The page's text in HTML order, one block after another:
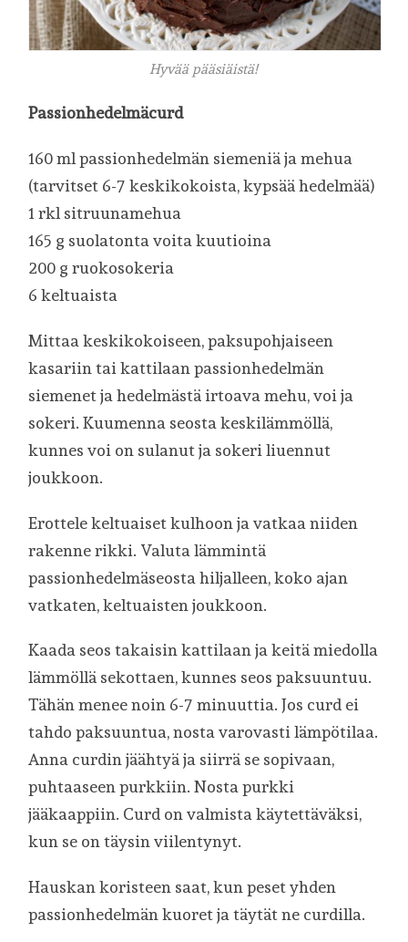
Hyvää pääsiäistä!
Passionhedelmäcurd
160 ml passionhedelmän siemeniä ja mehua
(tarvitset 6-7 keskikokoista, kypsää hedelmää)
1 rkl sitruunamehua
165 g suolatonta voita kuutioina
200 g ruokosokeria
6 keltuaista
Mittaa keskikokoiseen, paksupohjaiseen
kasariin tai kattilaan passionhedelmän
siemenet ja hedelmästä irtoava mehu, voi ja
sokeri. Kuumenna seosta keskilämmöllä,
kunnes voi on sulanut ja sokeri liuennut
joukkoon.
Erottele keltuaiset kulhoon ja vatkaa niiden
rakenne rikki. Valuta lämmintä
passionhedelmäseosta hiljalleen, koko ajan
vatkaten, keltuaisten joukkoon.
Kaada seos takaisin kattilaan ja keitä miedolla
lämmöllä sekottaen, kunnes seos paksuuntuu.
Tähän menee noin 6-7 minuuttia. Jos curd ei
tahdo paksuuntua, nosta varovasti lämpötilaa.
Anna curdin jäähtyä ja siirrä se sopivaan,
puhtaaseen purkkiin. Nosta purkki
jääkaappiin. Curd on valmista käytettäväksi,
kun se on täysin viilentynyt.
Hauskan koristeen saat, kun peset yhden
passionhedelmän kuoret ja täytät ne curdilla.